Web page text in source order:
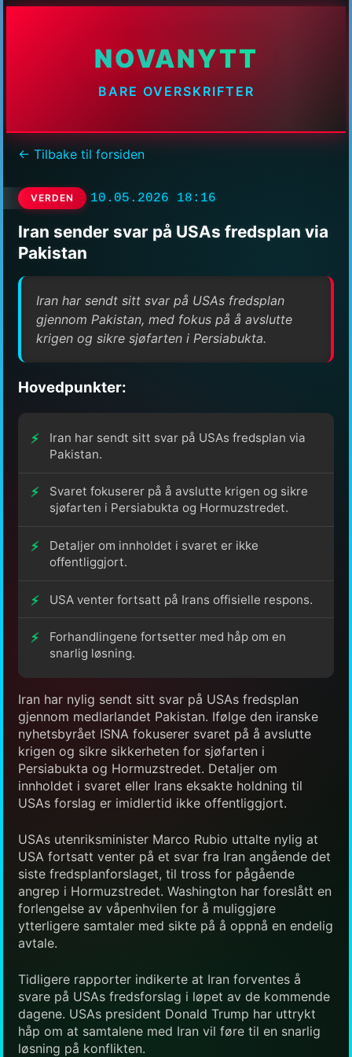
NOVANYTT
BARE OVERSKRIFTER
← Tilbake til forsiden
VERDEN 10.05.2026 18:16
Iran sender svar på USAs fredsplan via
Pakistan
Iran har sendt sitt svar på USAs fredsplan
gjennom Pakistan, med fokus på å avslutte
krigen og sikre sjøfarten i Persiabukta.
Hovedpunkter:
Iran har sendt sitt svar på USAs fredsplan via
Pakistan.
Svaret fokuserer på å avslutte krigen og sikre
sjøfarten i Persiabukta og Hormuzstredet.
Detaljer om innholdet i svaret er ikke
offentliggjort.
USA venter fortsatt på Irans offisielle respons.
Forhandlingene fortsetter med håp om en
snarlig løsning.
Iran har nylig sendt sitt svar på USAs fredsplan
gjennom medlarlandet Pakistan. Ifølge den iranske
nyhetsbyrået ISNA fokuserer svaret på å avslutte
krigen og sikre sikkerheten for sjøfarten i
Persiabukta og Hormuzstredet. Detaljer om
innholdet i svaret eller Irans eksakte holdning til
USAs forslag er imidlertid ikke offentliggjort.
USAs utenriksminister Marco Rubio uttalte nylig at
USA fortsatt venter på et svar fra Iran angående det
siste fredsplanforslaget, til tross for pågående
angrep i Hormuzstredet. Washington har foreslått en
forlengelse av våpenhvilen for å muliggjøre
ytterligere samtaler med sikte på å oppnå en endelig
avtale.
Tidligere rapporter indikerte at Iran forventes å
svare på USAs fredsforslag i løpet av de kommende
dagene. USAs president Donald Trump har uttrykt
håp om at samtalene med Iran vil føre til en snarlig
løsning på konflikten.